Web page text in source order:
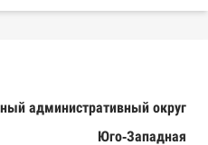
административный округ
Юго-Западная